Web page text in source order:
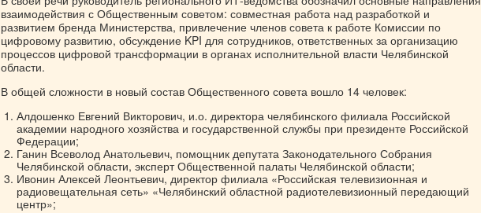
взаимодействия с Общественным советом: совместная работа над разработкой и
развитием бренда Министерства, привлечение членов совета к работе Комиссии по
цифровому развитию, обсуждение KPI для сотрудников, ответственных за организацию
процессов цифровой трансформации в органах исполнительной власти Челябинской
области.
В общей сложности в новый состав Общественного совета вошло 14 человек:
Алдошенко Евгений Викторович, и.о. директора челябинского филиала Российской
академии народного хозяйства и государственной службы при президенте Российской
Федерации;
Ганин Всеволод Анатольевич, помощник депутата Законодательного Собрания
Челябинской области, эксперт Общественной палаты Челябинской области;
Ивонин Алексей Леонтьевич, директор филиала «Российская телевизионная и
радиовещательная сеть» «Челябинский областной радиотелевизионный передающий
центр»;